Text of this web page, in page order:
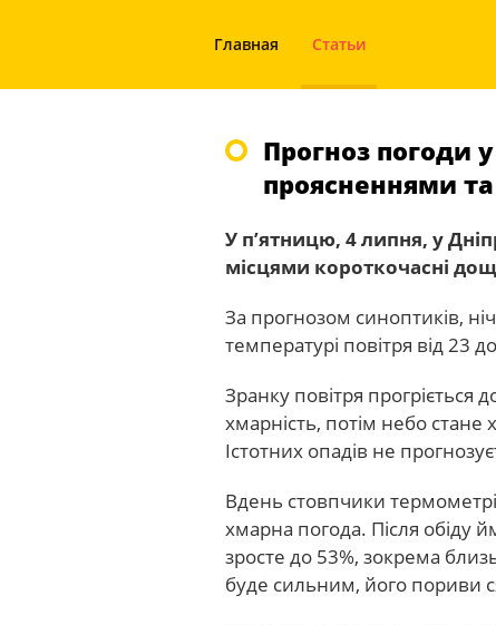
Главная Статьи
Прогноз погоди
проясненнями
У п’ятницю, 4 липня, у
місцями короткочасні
За прогнозом синоптиків,
температурі повітря від 23
Зранку повітря прогріється
хмарність, потім небо
Істотних опадів не
Вдень стовпчики
хмарна погода. Після обіду
зросте до 53%, зокрема
буде сильним, його пориви